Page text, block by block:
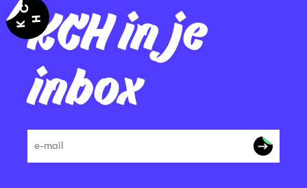
KCH in je
inbox